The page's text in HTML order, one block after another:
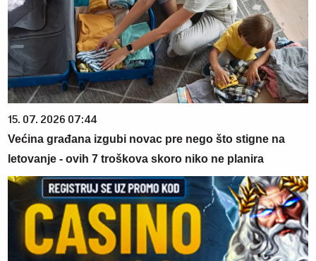
15. 07. 2026 07:44
Većina građana izgubi novac pre nego što stigne na
letovanje - ovih 7 troškova skoro niko ne planira